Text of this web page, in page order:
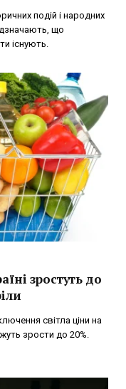
подій і народних
що
існують.
зростуть до
світла ціни на
зрости до 20%.